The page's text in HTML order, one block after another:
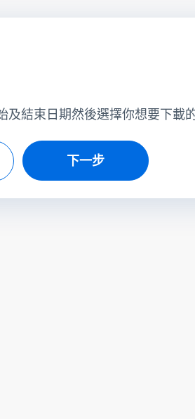
及結束日期然後選擇你想要下載
下一步